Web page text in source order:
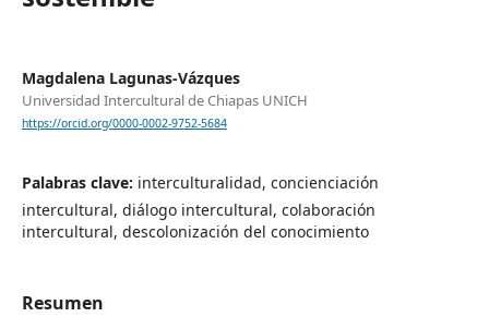
Magdalena Lagunas-Vázques
Universidad Intercultural de Chiapas UNICH
https://orcid.org/0000-0002-9752-5684
Palabras clave: interculturalidad, concienciación
intercultural, diálogo intercultural, colaboración
intercultural, descolonización del conocimiento
Resumen